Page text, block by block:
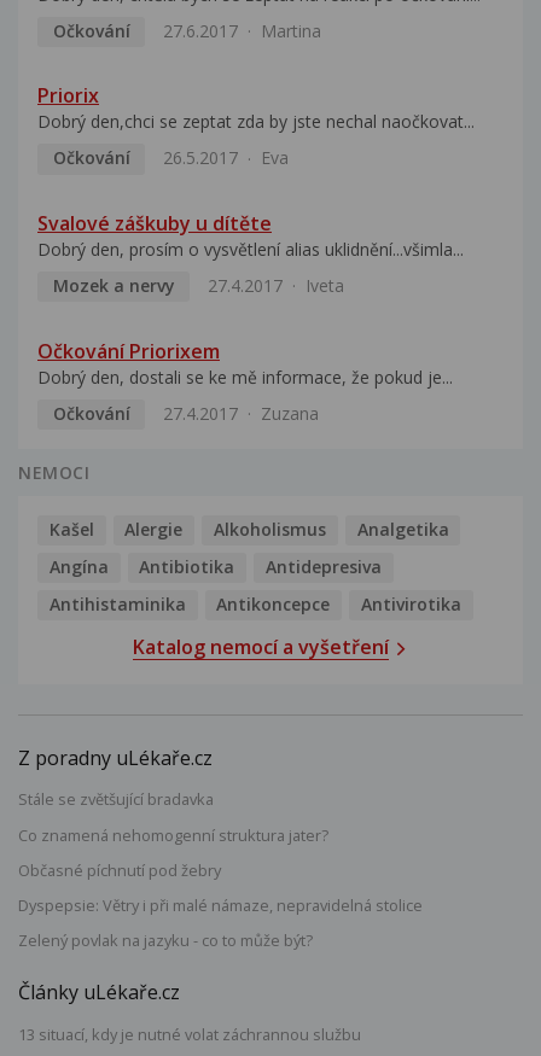
Očkování
27.6.2017 Martina
Priorix
Dobrý den,chci se zeptat zda by jste nechal naočkovat...
Očkování
26.5.2017 Eva
Svalové záškuby u dítěte
Dobrý den, prosím o vysvětlení alias uklidnění...všimla...
Mozek a nervy
27.4.2017 Iveta
Očkování Priorixem
Dobrý den, dostali se ke mě informace, že pokud je...
Očkování
27.4.2017 Zuzana
NEMOCI
Kašel Alergie Alkoholismus
Analgetika
Angína
Antibiotika
Antidepresiva
Antihistaminika
Antikoncepce Antivirotika
Katalog nemocí a vyšetření
Z poradny uLékaře.cz
Stále se zvětšující bradavka
Co znamená nehomogenní struktura jater?
Občasné píchnutí pod žebry
Dyspepsie: Větry i při malé námaze, nepravidelná stolice
Zelený povlak na jazyku - co to může být?
Články uLékaře.cz
13 situací, kdy je nutné volat záchrannou službu